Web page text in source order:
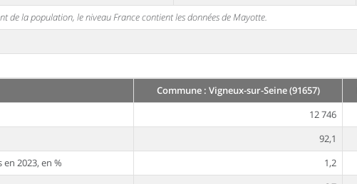
de la population, le niveau France contient les données de Mayotte.
Commune : Vigneux-sur-Seine (91657)
12 746
92,1
2023, en %
1,2